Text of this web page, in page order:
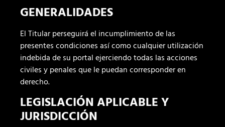
GENERALIDADES
El Titular perseguirá el incumplimiento de las
presentes condiciones así como cualquier utilización
indebida de su portal ejerciendo todas las acciones
civiles y penales que le puedan corresponder en
derecho.
LEGISLACIÓN APLICABLE Y
JURISDICCIÓN